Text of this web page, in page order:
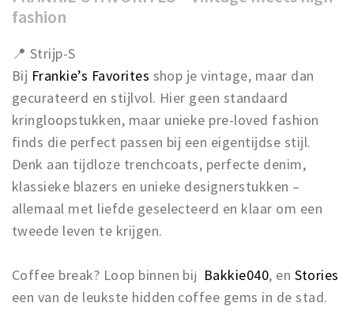
fashion
📍 Strijp-S
Bij Frankie’s Favorites shop je vintage, maar dan
gecurateerd en stijlvol. Hier geen standaard
kringloopstukken, maar unieke pre-loved fashion
finds die perfect passen bij een eigentijdse stijl.
Denk aan tijdloze trenchcoats, perfecte denim,
klassieke blazers en unieke designerstukken –
allemaal met liefde geselecteerd en klaar om een
tweede leven te krijgen.
Coffee break? Loop binnen bij Bakkie040, en Stories
een van de leukste hidden coffee gems in de stad.